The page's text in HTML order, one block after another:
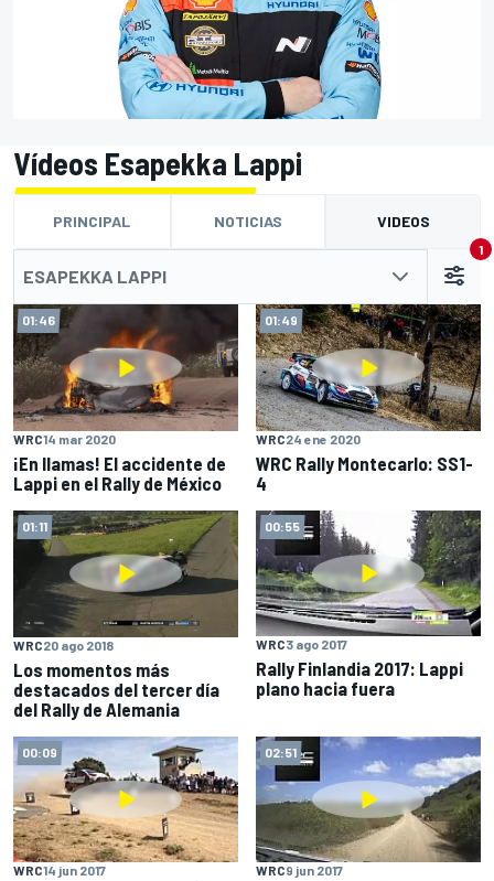
Vídeos Esapekka Lappi
PRINCIPAL NOTICIAS VIDEOS
ESAPEKKA LAPPI
1
01:46
WRC14 mar 2020
¡En llamas! El accidente de
Lappi en el Rally de México
01:49
WRC24 ene 2020
WRC Rally Montecarlo: SS1-
4
01:11
WRC20 ago 2018
Los momentos más
destacados del tercer día
del Rally de Alemania
00:55
WRC3 ago 2017
Rally Finlandia 2017: Lappi
plano hacia fuera
00:09
WRC14 jun 2017
02:51
WRC9 jun 2017